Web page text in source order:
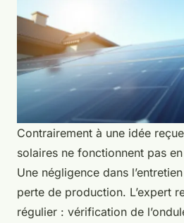
Contrairement à une idée
solaires ne fonctionnent pas
Une négligence dans
perte de production. L’expert
régulier : vérification de